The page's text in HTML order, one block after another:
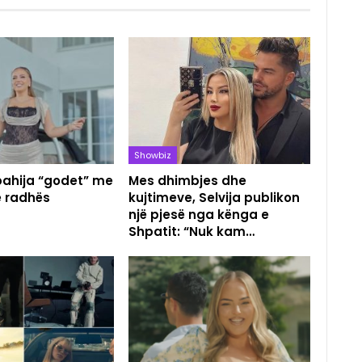
“godet” me
radhës
Showbiz
Mes dhimbjes dhe
kujtimeve, Selvija publikon
një pjesë nga kënga e
Shpatit: “Nuk kam…